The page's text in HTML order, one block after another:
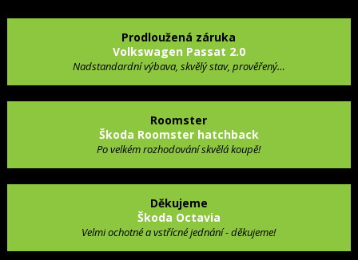
Prodloužená záruka
Volkswagen Passat 2.0
Nadstandardní výbava, skvělý stav, prověřený…
Roomster
Škoda Roomster hatchback
Po velkém rozhodování skvělá koupě!
Děkujeme
Škoda Octavia
Velmi ochotné a vstřícné jednání - děkujeme!